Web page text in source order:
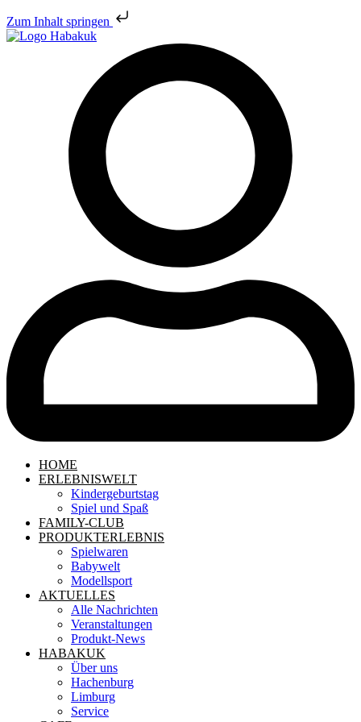
Zum Inhalt springen
HOME
ERLEBNISWELT
Kindergeburtstag
Spiel und Spaß
FAMILY-CLUB
PRODUKTERLEBNIS
Spielwaren
Babywelt
Modellsport
AKTUELLES
Alle Nachrichten
Veranstaltungen
Produkt-News
HABAKUK
Über uns
Hachenburg
Limburg
Service